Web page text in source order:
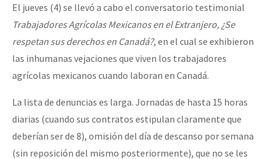
Fotorreportaje
Otras secciones
Semillero Guerra contra la Humanidad. (Las poblaciones y
la naturaleza bajo asedio)
Libros para descargar
Medios Libres
El jueves (4) se llevó a cabo el conversatorio testimonial
Trabajadores Agrícolas Mexicanos en el Extranjero, ¿Se
respetan sus derechos en Canadá?, en el cual se exhibieron
las inhumanas vejaciones que viven los trabajadores
agrícolas mexicanos cuando laboran en Canadá.
La lista de denuncias es larga. Jornadas de hasta 15 horas
diarias (cuando sus contratos estipulan claramente que
deberían ser de 8), omisión del día de descanso por semana
(sin reposición del mismo posteriormente), que no se les